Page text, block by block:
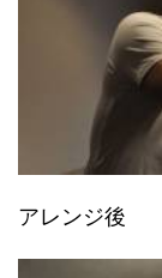
アレンジ後